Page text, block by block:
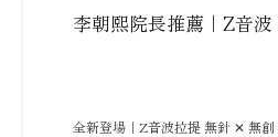
李朝熙院長推薦｜Z音
全新登場｜Z音波拉提 無針 ✕ 無